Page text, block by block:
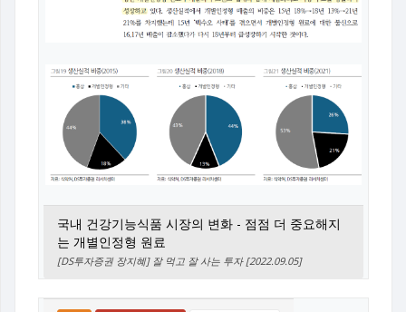
국내 건강기능식품 시장의 변화 - 점점 더 중요해지
는 개별인정형 원료
[DS투자증권 장지혜] 잘 먹고 잘 사는 투자 [2022.09.05]